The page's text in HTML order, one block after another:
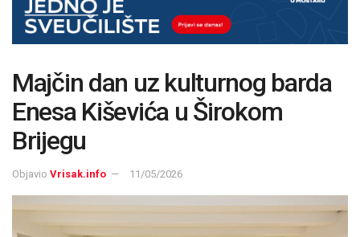
Majčin dan uz kulturnog barda
Enesa Kiševića u Širokom
Brijegu
Objavio Vrisak.info 11/05/2026